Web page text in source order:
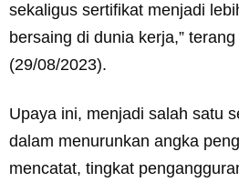
sekaligus sertifikat menjadi
bersaing di dunia kerja,”
(29/08/2023).
Upaya ini, menjadi salah satu
dalam menurunkan angka
mencatat, tingkat